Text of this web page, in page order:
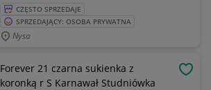
CZĘSTO SPRZEDAJE
SPRZEDAJĄCY: OSOBA PRYWATNA
Nysa
Forever 21 czarna sukienka z
koronką r S Karnawał Studniówka